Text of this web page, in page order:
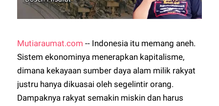
Mutiaraumat.com -- Indonesia itu memang aneh.
Sistem ekonominya menerapkan kapitalisme,
dimana kekayaan sumber daya alam milik rakyat
justru hanya dikuasai oleh segelintir orang.
Dampaknya rakyat semakin miskin dan harus